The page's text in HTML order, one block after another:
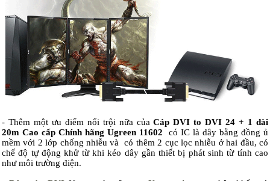
- Thêm một ưu điểm nổi trội nữa củaCáp DVI to DVI 24 + 1 dài
20m Cao cấp Chính hãng Ugreen 11602 có IC là dây bằng đồng ủ
mềm với 2 lớp chống nhiễu và có thêm 2 cục lọc nhiễu ở hai đầu, có
chế độ tự động khử từ khi kéo dây gần thiết bị phát sinh từ tính cao
như môi trường điện.